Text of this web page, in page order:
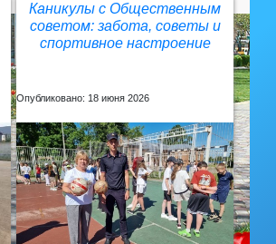
Каникулы с Общественным
советом: забота, советы и
спортивное настроение
Опубликовано: 18 июня 2026